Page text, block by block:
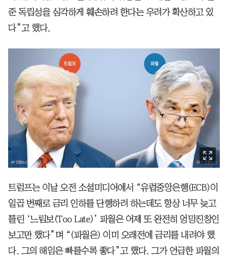
준 독립성을 심각하게 훼손하려 한다는 우려가 확산하고 있
다”고 했다.
트럼프는 이날 오전 소셜미디어에서 “유럽중앙은행(ECB)이
일곱 번째로 금리 인하를 단행하려 하는데도 항상 너무 늦고
틀린 ‘느림보(Too Late)’ 파월은 어제 또 완전히 엉망진창인
보고만 했다”며 “(파월은) 이미 오래전에 금리를 내려야 했
다. 그의 해임은 빠를수록 좋다”고 했다. 그가 언급한 파월의